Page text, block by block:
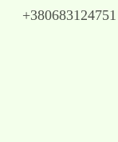
+380683124751